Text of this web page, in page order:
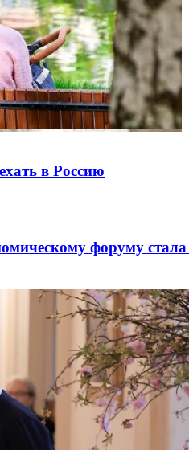
в Россию
форуму